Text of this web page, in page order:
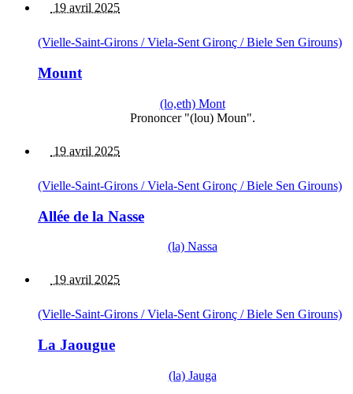
19 avril 2025
(Vielle-Saint-Girons / Viela-Sent Gironç / Biele Sen Girouns)
Mount
(lo,eth) Mont
Prononcer "(lou) Moun".
19 avril 2025
(Vielle-Saint-Girons / Viela-Sent Gironç / Biele Sen Girouns)
Allée de la Nasse
(la) Nassa
19 avril 2025
(Vielle-Saint-Girons / Viela-Sent Gironç / Biele Sen Girouns)
La Jaougue
(la) Jauga